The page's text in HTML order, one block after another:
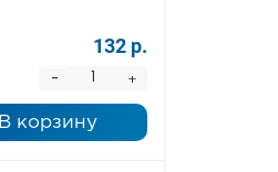
132 р.
+
-
В корзину